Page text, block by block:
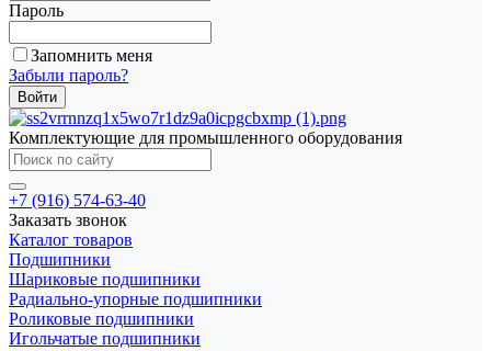
Пароль
Запомнить меня
Забыли пароль?
Комплектующие для промышленного оборудования
+7 (916) 574-63-40
Заказать звонок
Каталог товаров
Подшипники
Шариковые подшипники
Радиально-упорные подшипники
Роликовые подшипники
Игольчатые подшипники